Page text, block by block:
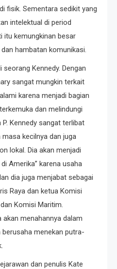
fisik. Sementara sedikit yang
intelektual di period
itu kemungkinan besar
hambatan komunikasi.
Kennedy. Dengan
sangat mungkin terkait
karena menjadi bagian
dan melindungi
Kennedy sangat terlibat
kecilnya dan juga
lokal. Dia akan menjadi
Amerika” karena usaha
dia juga menjabat sebagai
Raya dan ketua Komisi
Komisi Maritim.
menahannya dalam
berusaha menekan putra-
dan penulis Kate